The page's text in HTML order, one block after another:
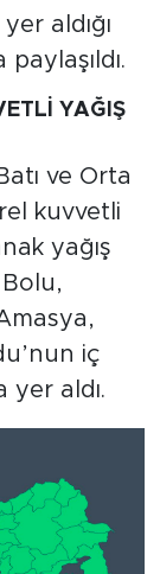
aldığı
YAĞIŞ
ve Orta
kuvvetli
yağış
iç
yer aldı.